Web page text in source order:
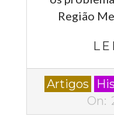
Região
2023-
Artigos
On: